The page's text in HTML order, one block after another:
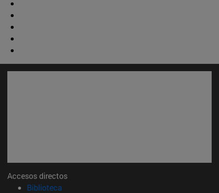
Accesos directos
Biblioteca